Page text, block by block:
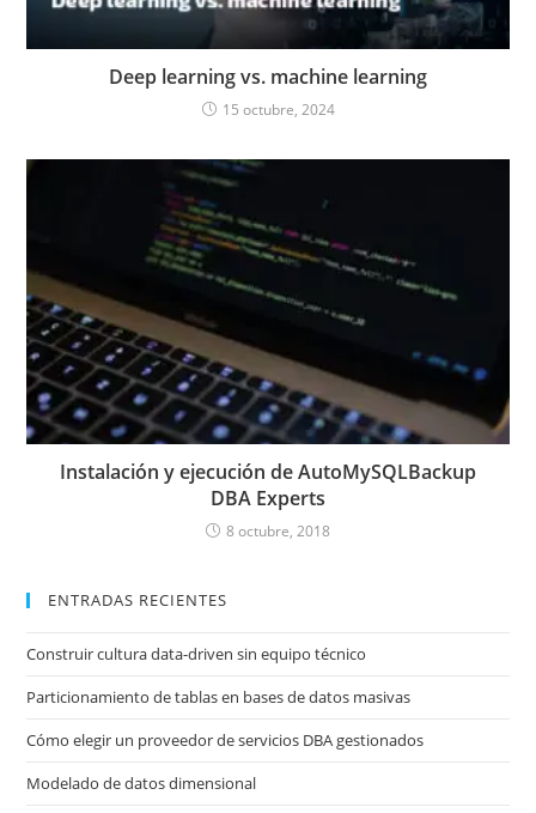
Deep learning vs. machine learning
15 octubre, 2024
Instalación y ejecución de AutoMySQLBackup
DBA Experts
8 octubre, 2018
ENTRADAS RECIENTES
Construir cultura data-driven sin equipo técnico
Particionamiento de tablas en bases de datos masivas
Cómo elegir un proveedor de servicios DBA gestionados
Modelado de datos dimensional